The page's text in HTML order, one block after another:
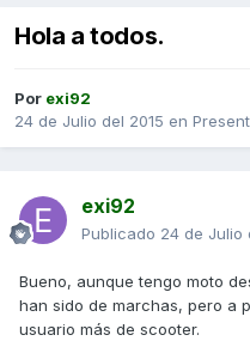
Hola a todos.
Por exi92
24 de Julio del 2015 en
exi92
Publicado 24 de Julio
Bueno, aunque tengo moto
han sido de marchas, pero a
usuario más de scooter.